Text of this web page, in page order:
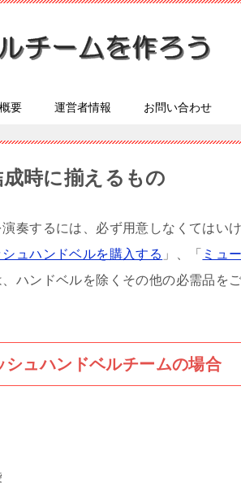
要 運営者情報 お問い合わせ
時に揃えるもの
奏するには、必ず用意しなくてはい
ュハンドベルを購入する 」、「 ミュ
ハンドベルを除くその他の必需品をご
シュハンドベルチームの場合